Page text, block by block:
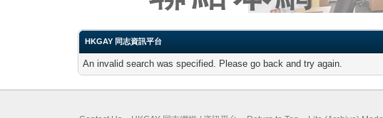
HKGAY 同志資訊平台
An invalid search was specified. Please go back and try again.